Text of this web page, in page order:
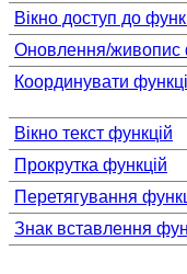
Вікно доступ до
Оновлення/живопис
Координувати
Вікно текст функцій
Прокрутка функцій
Перетягування
Знак вставлення